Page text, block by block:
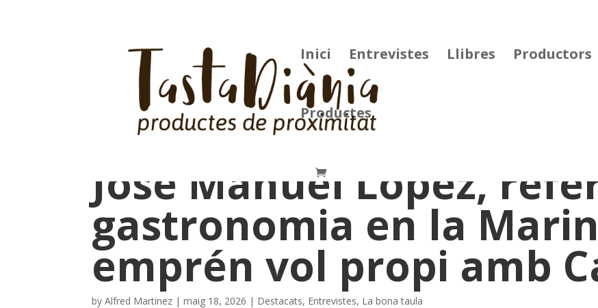
Inici Entrevistes Llibres Productors
Productes
José Manuel López,
gastronomia en la
emprén vol propi amb
byAlfred Martinez |maig 18, 2026 | Destacats, Entrevistes, La bona taula